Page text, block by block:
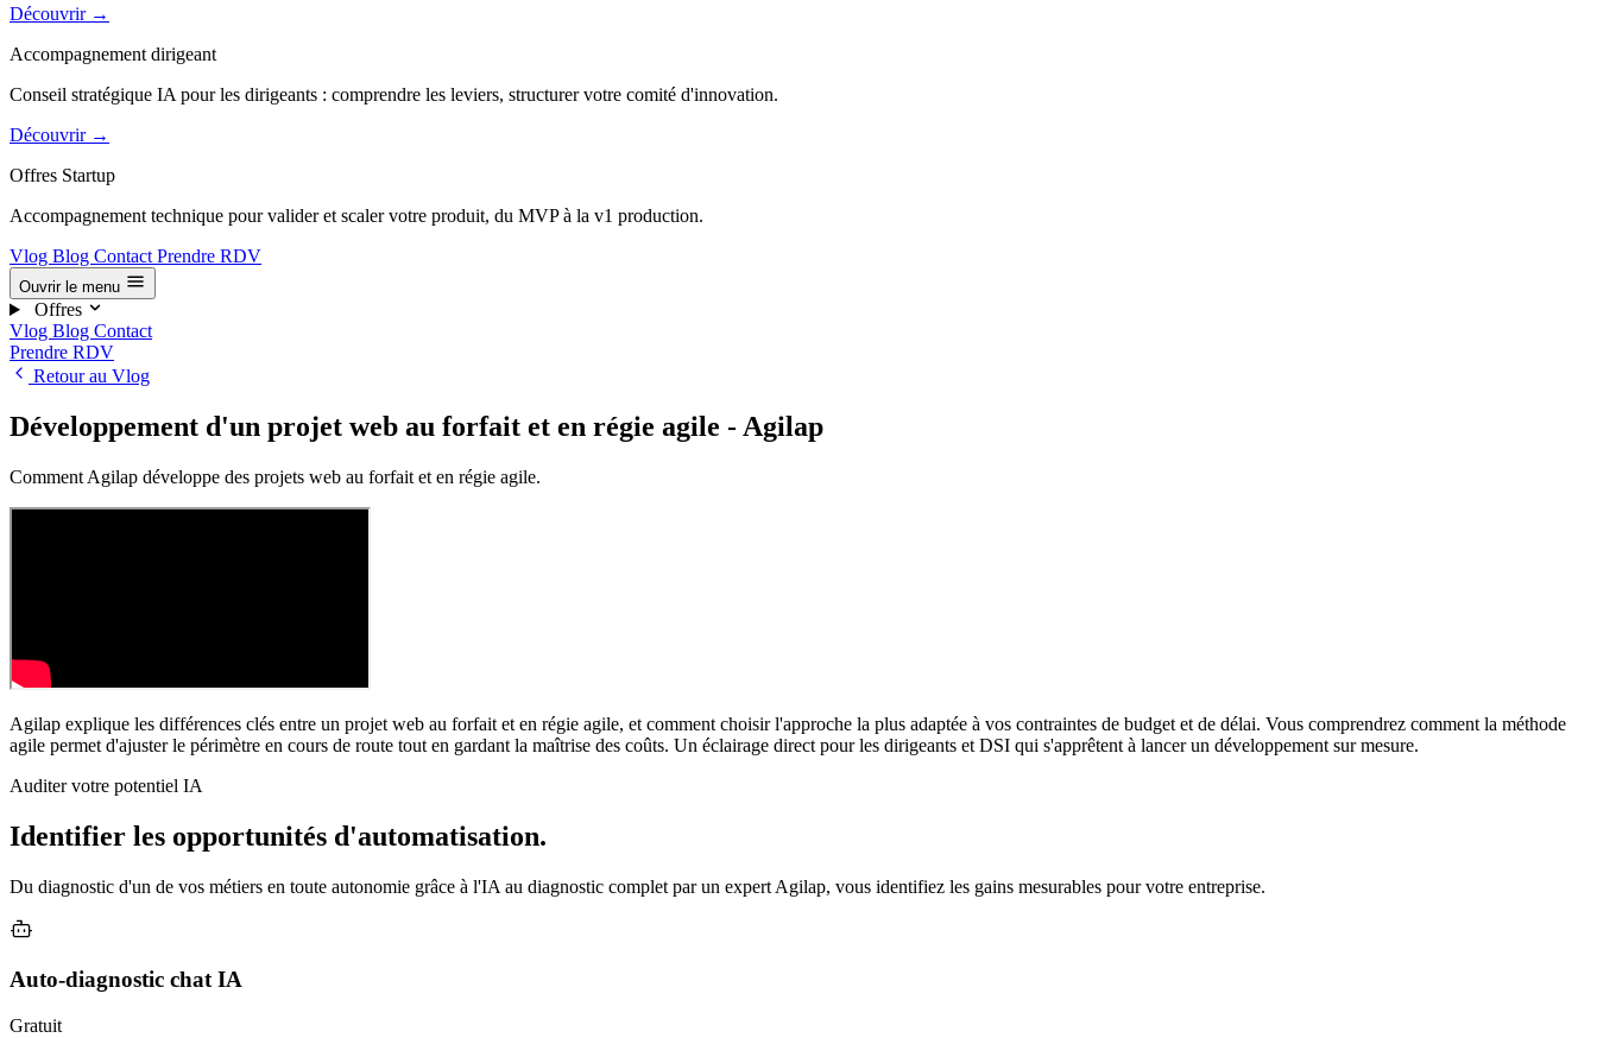
Découvrir →
Accompagnement dirigeant
Conseil stratégique IA pour les dirigeants : comprendre les leviers, structurer votre comité d'innovation.
Découvrir →
Offres Startup
Accompagnement technique pour valider et scaler votre produit, du MVP à la v1 production.
Vlog Blog Contact Prendre RDV
Ouvrir le menu
Offres
Vlog Blog Contact
Prendre RDV
Retour au Vlog
Développement d'un projet web au forfait et en régie agile - Agilap
Comment Agilap développe des projets web au forfait et en régie agile.
Agilap explique les différences clés entre un projet web au forfait et en régie agile, et comment choisir l'approche la plus adaptée à vos contraintes de budget et de délai. Vous comprendrez comment la méthode
agile permet d'ajuster le périmètre en cours de route tout en gardant la maîtrise des coûts. Un éclairage direct pour les dirigeants et DSI qui s'apprêtent à lancer un développement sur mesure.
Auditer votre potentiel IA
Identifier les opportunités d'automatisation.
Du diagnostic d'un de vos métiers en toute autonomie grâce à l'IA au diagnostic complet par un expert Agilap, vous identifiez les gains mesurables pour votre entreprise.
Auto-diagnostic chat IA
Gratuit